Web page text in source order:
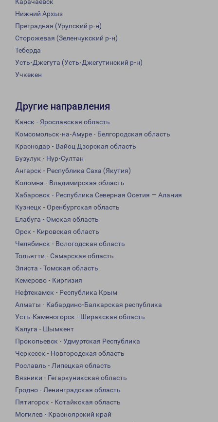
Карачаевск
Нижний Архыз
Преградная (Урупский р-н)
Сторожевая (Зеленчукский р-н)
Теберда
Усть-Джегута (Усть-Джегутинский р-н)
Учкекен
Другие направления
Канск - Ярославская область
Комсомольск-на-Амуре - Белгородская область
Краснодар - Вайоц Дзорская область
Бузулук - Нур-Султан
Ангарск - Республика Саха (Якутия)
Коломна - Владимирская область
Хабаровск - Республика Северная Осетия — Алания
Кузнецк - Оренбургская область
Елабуга - Омская область
Орск - Кировская область
Челябинск - Вологодская область
Тольятти - Самарская область
Элиста - Томская область
Кемерово - Киргизия
Нефтекамск - Республика Крым
Алматы - Кабардино-Балкарская республика
Усть-Каменогорск - Ширакская область
Калуга - Шымкент
Прокопьевск - Удмуртская Республика
Черкесск - Новгородская область
Рославль - Липецкая область
Вязники - Гегаркуникская область
Гродно - Ленинградская область
Пятигорск - Котайкская область
Могилев - Красноярский край